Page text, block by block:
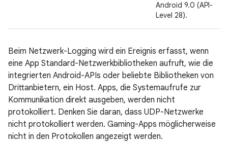
Android 9.0 (API-
Level 28).
Beim Netzwerk-Logging wird ein Ereignis erfasst, wenn
eine App Standard-Netzwerkbibliotheken aufruft, wie die
integrierten Android-APIs oder beliebte Bibliotheken von
Drittanbietern, ein Host. Apps, die Systemaufrufe zur
Kommunikation direkt ausgeben, werden nicht
protokolliert. Denken Sie daran, dass UDP-Netzwerke
nicht protokolliert werden. Gaming-Apps möglicherweise
nicht in den Protokollen angezeigt werden.